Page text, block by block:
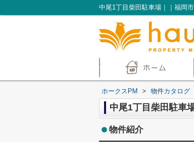
中尾1丁目柴田駐車場｜｜福岡
ホークスPM > 物件カタログ
中尾1丁目柴田駐車
物件紹介